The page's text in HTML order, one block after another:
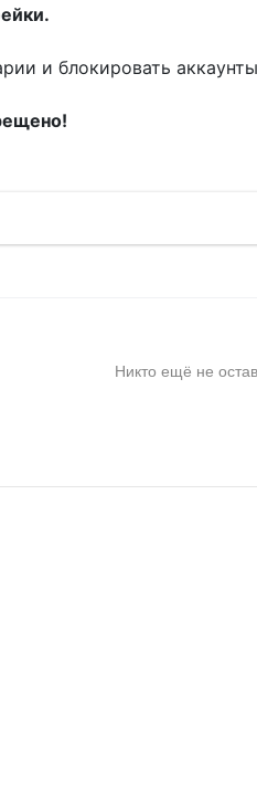
и блокировать
Никто ещё не